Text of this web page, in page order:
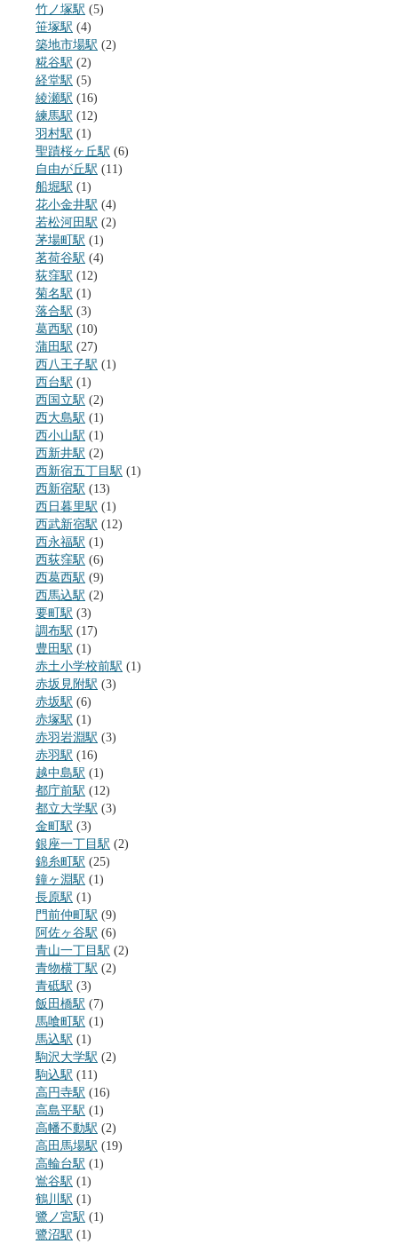
竹ノ塚駅 (5)
笹塚駅 (4)
築地市場駅 (2)
糀谷駅 (2)
経堂駅 (5)
綾瀬駅 (16)
練馬駅 (12)
羽村駅 (1)
聖蹟桜ヶ丘駅 (6)
自由が丘駅 (11)
船堀駅 (1)
花小金井駅 (4)
若松河田駅 (2)
茅場町駅 (1)
茗荷谷駅 (4)
荻窪駅 (12)
菊名駅 (1)
落合駅 (3)
葛西駅 (10)
蒲田駅 (27)
西八王子駅 (1)
西台駅 (1)
西国立駅 (2)
西大島駅 (1)
西小山駅 (1)
西新井駅 (2)
西新宿五丁目駅 (1)
西新宿駅 (13)
西日暮里駅 (1)
西武新宿駅 (12)
西永福駅 (1)
西荻窪駅 (6)
西葛西駅 (9)
西馬込駅 (2)
要町駅 (3)
調布駅 (17)
豊田駅 (1)
赤土小学校前駅 (1)
赤坂見附駅 (3)
赤坂駅 (6)
赤塚駅 (1)
赤羽岩淵駅 (3)
赤羽駅 (16)
越中島駅 (1)
都庁前駅 (12)
都立大学駅 (3)
金町駅 (3)
銀座一丁目駅 (2)
錦糸町駅 (25)
鐘ヶ淵駅 (1)
長原駅 (1)
門前仲町駅 (9)
阿佐ヶ谷駅 (6)
青山一丁目駅 (2)
青物横丁駅 (2)
青砥駅 (3)
飯田橋駅 (7)
馬喰町駅 (1)
馬込駅 (1)
駒沢大学駅 (2)
駒込駅 (11)
高円寺駅 (16)
高島平駅 (1)
高幡不動駅 (2)
高田馬場駅 (19)
高輪台駅 (1)
鴬谷駅 (1)
鶴川駅 (1)
鷺ノ宮駅 (1)
鷺沼駅 (1)